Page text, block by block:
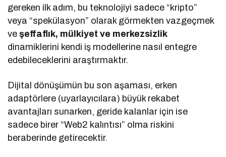
gereken ilk adım, bu teknolojiyi sadece “kripto”
veya “spekülasyon” olarak görmekten vazgeçmek
veşeffaflık, mülkiyet ve merkezsizlik
dinamiklerini kendi iş modellerine nasıl entegre
edebileceklerini araştırmaktır.
Dijital dönüşümün bu son aşaması, erken
adaptörlere (uyarlayıcılara) büyük rekabet
avantajları sunarken, geride kalanlar için ise
sadece birer “Web2 kalıntısı” olma riskini
beraberinde getirecektir.